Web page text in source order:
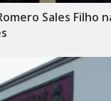
Sales Filho